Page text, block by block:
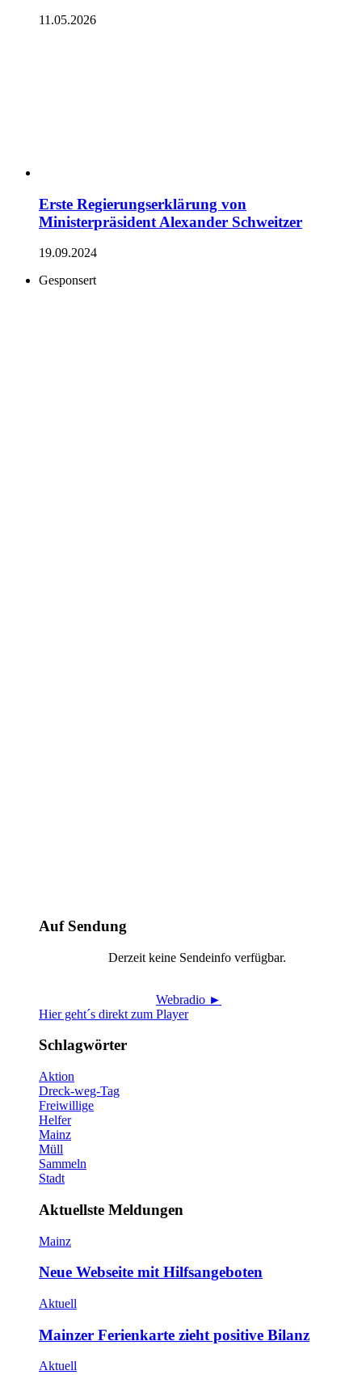
11.05.2026
Erste Regierungserklärung von
Ministerpräsident Alexander Schweitzer
19.09.2024
Gesponsert
Auf Sendung
Derzeit keine Sendeinfo verfügbar.
Webradio ►
Hier geht´s direkt zum Player
Schlagwörter
Aktion
Dreck-weg-Tag
Freiwillige
Helfer
Mainz
Müll
Sammeln
Stadt
Aktuellste Meldungen
Mainz
Neue Webseite mit Hilfsangeboten
Aktuell
Mainzer Ferienkarte zieht positive Bilanz
Aktuell